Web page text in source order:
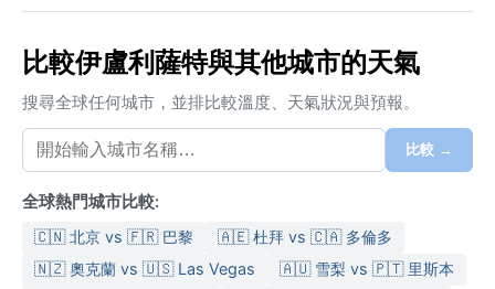
比較伊盧利薩特與其他城市的天氣
搜尋全球任何城市，並排比較溫度、天氣狀況與預報。
比較 →
全球熱門城市比較:
🇨🇳 北京 vs 🇫🇷 巴黎
🇦🇪 杜拜 vs 🇨🇦 多倫多
🇳🇿 奧克蘭 vs 🇺🇸 Las Vegas
🇦🇺 雪梨 vs 🇵🇹 里斯本